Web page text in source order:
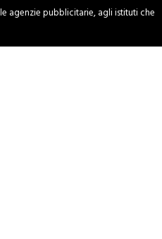
agenzie pubblicitarie, agli istituti che